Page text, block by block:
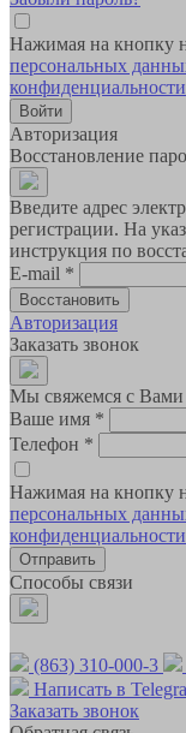
Нажимая на кнопку
персональных
конфиденциальности
Авторизация
Восстановление
Введите адрес
регистрации. На
инструкция по
E-mail *
Авторизация
Заказать звонок
Мы свяжемся с
Ваше имя *
Телефон *
Нажимая на кнопку
персональных
конфиденциальности
Способы связи
(863) 310-000-3
Написать в
Заказать звонок